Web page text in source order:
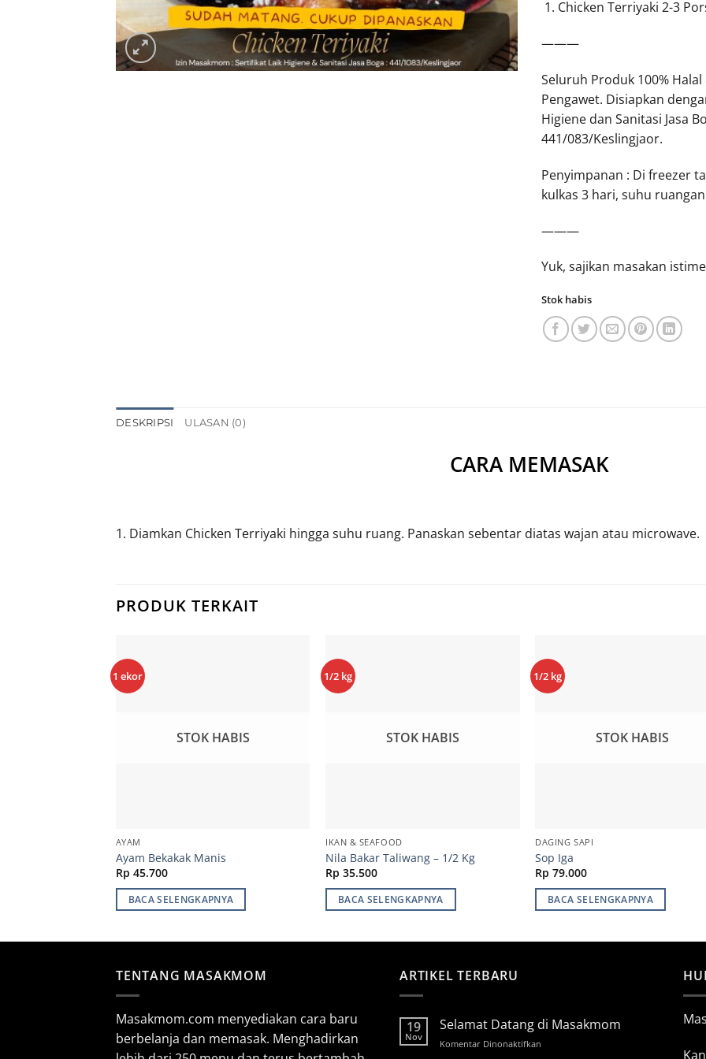
Chicken Terriyaki 2-3
———
Seluruh Produk 100%
Pengawet. Disiapkan
Higiene dan Sanitasi Jasa
441/083/Keslingjaor.
Penyimpanan : Di freezer
kulkas 3 hari, suhu
———
Yuk, sajikan masakan
Stok habis
DESKRIPSI ULASAN (0)
CARA MEMASAK
1. Diamkan Chicken Terriyaki hingga suhu ruang. Panaskan sebentar diatas wajan atau microwave.
PRODUK TERKAIT
1 ekor
STOK HABIS
AYAM
Ayam Bekakak Manis
Rp 45.700
BACA SELENGKAPNYA
1/2 kg
STOK HABIS
IKAN & SEAFOOD
Nila Bakar Taliwang – 1/2 Kg
Rp 35.500
BACA SELENGKAPNYA
1/2 kg
STOK HABIS
DAGING SAPI
Sop Iga
Rp 79.000
BACA SELENGKAPNYA
TENTANG MASAKMOM
Masakmom.com menyediakan cara baru
berbelanja dan memasak. Menghadirkan
ARTIKEL TERBARU
19
Nov
Selamat Datang di Masakmom
Komentar Dinonaktifkan